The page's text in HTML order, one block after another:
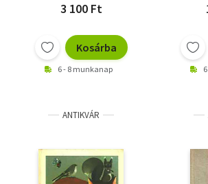
3 100 Ft
Kosárba
6 - 8 munkanap
ANTIKVÁR